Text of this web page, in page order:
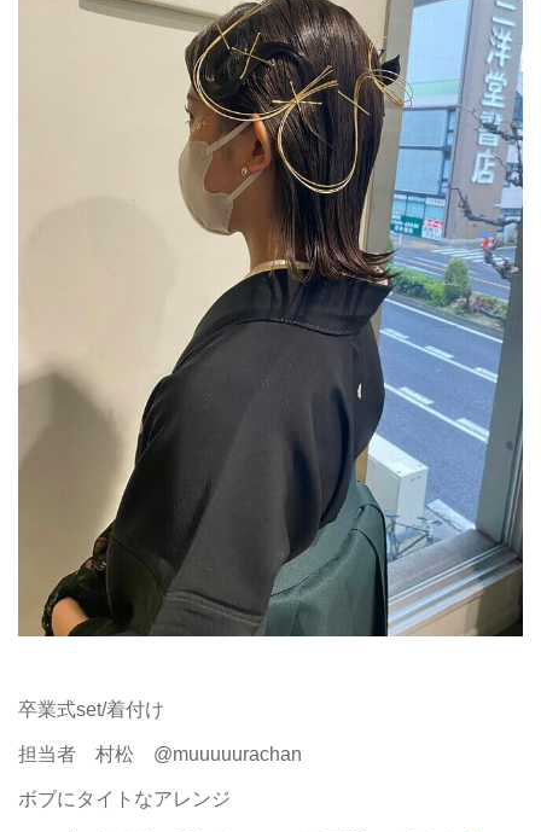
卒業式set/着付け
担当者 村松 @muuuuurachan
ボブにタイトなアレンジ